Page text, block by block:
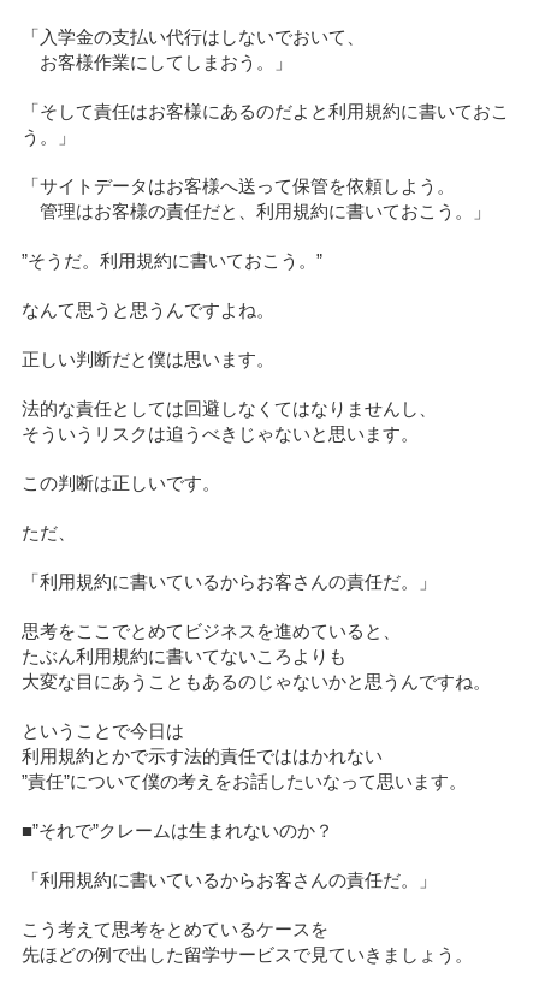
「入学金の支払い代行はしないでおいて、
お客様作業にしてしまおう。」
「そして責任はお客様にあるのだよと利用規約に書いておこ
う。」
「サイトデータはお客様へ送って保管を依頼しよう。
管理はお客様の責任だと、利用規約に書いておこう。」
”そうだ。利用規約に書いておこう。”
なんて思うと思うんですよね。
正しい判断だと僕は思います。
法的な責任としては回避しなくてはなりませんし、
そういうリスクは追うべきじゃないと思います。
この判断は正しいです。
ただ、
「利用規約に書いているからお客さんの責任だ。」
思考をここでとめてビジネスを進めていると、
たぶん利用規約に書いてないころよりも
大変な目にあうこともあるのじゃないかと思うんですね。
ということで今日は
利用規約とかで示す法的責任でははかれない
”責任”について僕の考えをお話したいなって思います。
■”それで”クレームは生まれないのか？
「利用規約に書いているからお客さんの責任だ。」
こう考えて思考をとめているケースを
先ほどの例で出した留学サービスで見ていきましょう。